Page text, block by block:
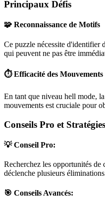
Principaux Défis
🧩 Reconnaissance de Motifs
Ce puzzle nécessite d'identifier
qui peuvent ne pas être
⏱️ Efficacité des Mouvements
En tant que niveau hell mode,
mouvements est cruciale pour
Conseils Pro et Stratégies
💡 Conseil Pro:
Recherchez les opportunités de
déclenche plusieurs
🎯 Conseils Avancés: